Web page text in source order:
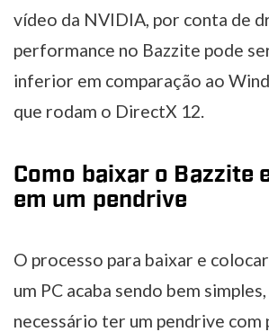
vídeo da NVIDIA, por conta de
performance no Bazzite pode
inferior em comparação ao
que rodam o DirectX 12.
Como baixar o Bazzite
em um pendrive
O processo para baixar e
um PC acaba sendo bem
necessário ter um pendrive com